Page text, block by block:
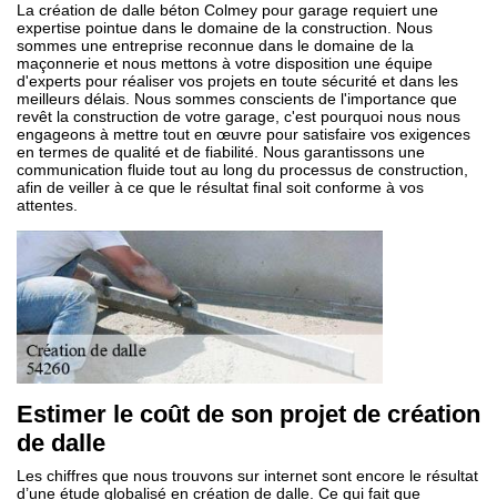
La création de dalle béton Colmey pour garage requiert une
expertise pointue dans le domaine de la construction. Nous
sommes une entreprise reconnue dans le domaine de la
maçonnerie et nous mettons à votre disposition une équipe
d'experts pour réaliser vos projets en toute sécurité et dans les
meilleurs délais. Nous sommes conscients de l'importance que
revêt la construction de votre garage, c'est pourquoi nous nous
engageons à mettre tout en œuvre pour satisfaire vos exigences
en termes de qualité et de fiabilité. Nous garantissons une
communication fluide tout au long du processus de construction,
afin de veiller à ce que le résultat final soit conforme à vos
attentes.
Estimer le coût de son projet de création
de dalle
Les chiffres que nous trouvons sur internet sont encore le résultat
d’une étude globalisé en création de dalle. Ce qui fait que